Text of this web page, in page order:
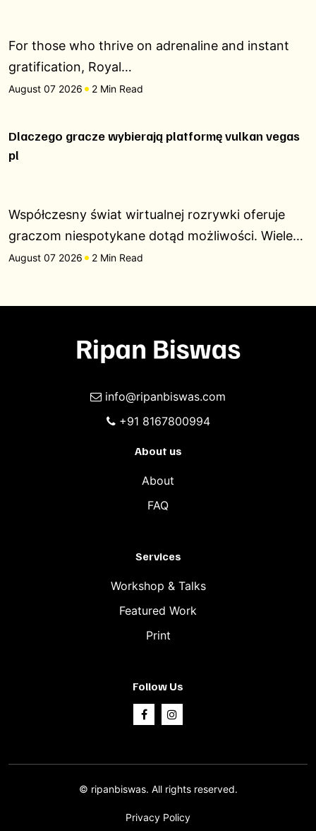
For those who thrive on adrenaline and instant
gratification, Royal…
August 07 2026 2 Min Read
Dlaczego gracze wybierają platformę vulkan vegas
pl
Współczesny świat wirtualnej rozrywki oferuje
graczom niespotykane dotąd możliwości. Wiele…
August 07 2026 2 Min Read
info@ripanbiswas.com
+91 8167800994
About us
About
FAQ
Services
Workshop & Talks
Featured Work
Print
Follow Us
© ripanbiswas. All rights reserved.
Privacy Policy